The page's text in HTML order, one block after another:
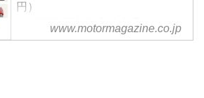
円）
＜創刊70周年記念特大号＞
【特集】「最新国産車大全
www.motormagazine.co.jp